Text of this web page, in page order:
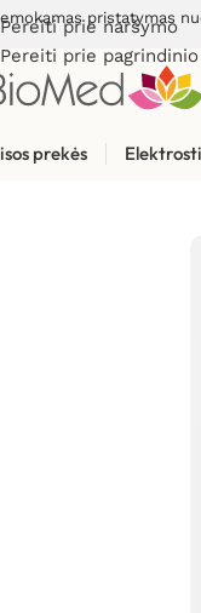
Pereiti prie naršymo
Pereiti prie
pristatymas
prekės
Sveikatos